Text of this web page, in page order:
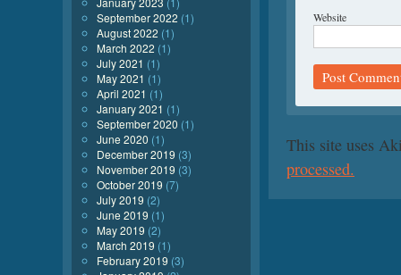
Website
This site uses
processed.
September 2022 (1)
August 2022 (1)
March 2022 (1)
July 2021 (1)
May 2021 (1)
April 2021 (1)
January 2021 (1)
September 2020 (1)
June 2020 (1)
December 2019 (3)
November 2019 (3)
October 2019 (7)
July 2019 (2)
June 2019 (1)
May 2019 (2)
March 2019 (1)
February 2019 (3)